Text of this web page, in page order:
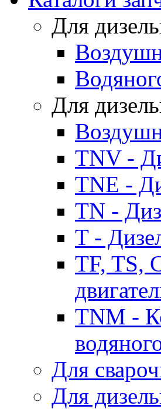
Для
Для
TNV -
TNE -
TN -
T -
TF, TS,
TNM -
Для
Для